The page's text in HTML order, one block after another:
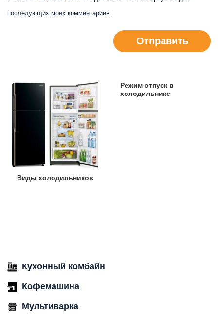
последующих моих комментариев.
Отправить
Виды холодильников
Режим отпуск в
холодильнике
Кухонный комбайн
Кофемашина
Мультиварка